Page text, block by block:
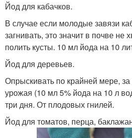
Йод для кабачков.
В случае если молодые завязи
загнивать, это значит в почве не
полить кусты. 10 мл йода на 10
Йод для деревьев.
Опрыскивать по крайней мере,
урожая (10 мл 5% йода на 10 л
три дня. От плодовых гнилей.
Йод для томатов, перца,